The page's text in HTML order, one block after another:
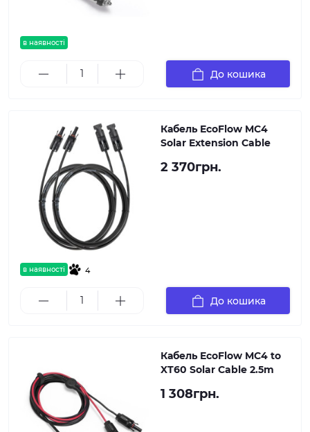
в наявності
До кошика
в наявності 4
Кабель EcoFlow MC4
Solar Extension Cable
2 370грн.
До кошика
Кабель EcoFlow MC4 to
XT60 Solar Cable 2.5m
1 308грн.